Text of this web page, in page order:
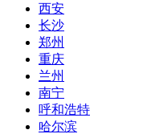
西安
长沙
郑州
重庆
兰州
南宁
呼和浩特
哈尔滨